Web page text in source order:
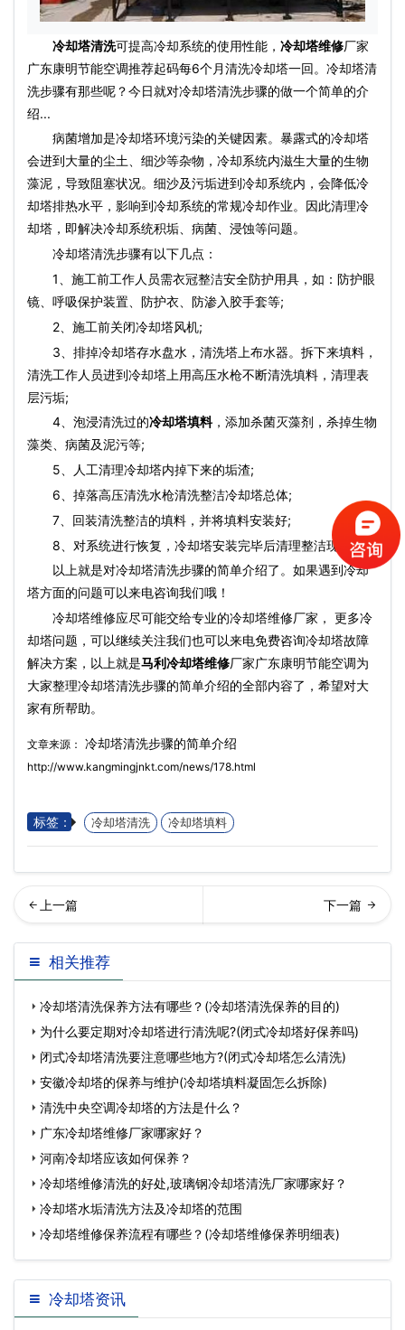
冷却塔清洗可提高冷却系统的使用性能， 冷却塔维修厂家
广东康明节能空调推荐起码每6个月清洗冷却塔一回。冷却塔清
洗步骤有那些呢？今日就对冷却塔清洗步骤的做一个简单的介
绍...
病菌增加是冷却塔环境污染的关键因素。暴露式的冷却塔
会进到大量的尘土、细沙等杂物，冷却系统内滋生大量的生物
藻泥，导致阻塞状况。细沙及污垢进到冷却系统内，会降低冷
却塔排热水平，影响到冷却系统的常规冷却作业。因此清理冷
却塔，即解决冷却系统积垢、病菌、浸蚀等问题。
冷却塔清洗步骤有以下几点：
1、施工前工作人员需衣冠整洁安全防护用具，如：防护眼
镜、呼吸保护装置、防护衣、防渗入胶手套等;
2、施工前关闭冷却塔风机;
3、排掉冷却塔存水盘水，清洗塔上布水器。拆下来填料，
清洗工作人员进到冷却塔上用高压水枪不断清洗填料，清理表
层污垢;
4、泡浸清洗过的冷却塔填料，添加杀菌灭藻剂，杀掉生物
藻类、病菌及泥污等;
5、人工清理冷却塔内掉下来的垢渣;
6、掉落高压清洗水枪清洗整洁冷却塔总体;
7、回装清洗整洁的填料，并将填料安装好;
8、对系统进行恢复，冷却塔安装完毕后清理整洁现场。
以上就是对冷却塔清洗步骤的简单介绍了。如果遇到冷却
塔方面的问题可以来电咨询我们哦！
冷却塔维修应尽可能交给专业的冷却塔维修厂家， 更多冷
却塔问题，可以继续关注我们也可以来电免费咨询冷却塔故障
解决方案，以上就是马利冷却塔维修厂家广东康明节能空调为
大家整理冷却塔清洗步骤的简单介绍的全部内容了，希望对大
家有所帮助。
文章来源： 冷却塔清洗步骤的简单介绍
http://www.kangmingjnkt.com/news/178.html
标签： 冷却塔清洗 冷却塔填料
却塔品牌排行榜,冷却塔品牌
有哪些…
情期间办公楼中央空调使用
注意事项
相关推荐
冷却塔清洗保养方法有哪些？(冷却塔清洗保养的目的)
为什么要定期对冷却塔进行清洗呢?(闭式冷却塔好保养吗)
闭式冷却塔清洗要注意哪些地方?(闭式冷却塔怎么清洗)
安徽冷却塔的保养与维护(冷却塔填料凝固怎么拆除)
清洗中央空调冷却塔的方法是什么？
广东冷却塔维修厂家哪家好？
河南冷却塔应该如何保养？
冷却塔维修清洗的好处,玻璃钢冷却塔清洗厂家哪家好？
冷却塔水垢清洗方法及冷却塔的范围
冷却塔维修保养流程有哪些？(冷却塔维修保养明细表)
冷却塔资讯